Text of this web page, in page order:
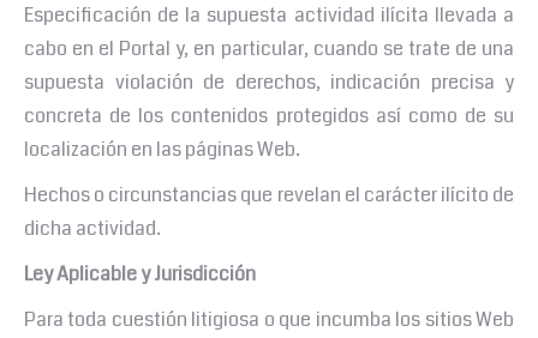
Especificación de la supuesta actividad ilícita llevada a
cabo en el Portal y, en particular, cuando se trate de una
supuesta violación de derechos, indicación precisa y
concreta de los contenidos protegidos así como de su
localización en las páginas Web.
Hechos o circunstancias que revelan el carácter ilícito de
dicha actividad.
Ley Aplicable y Jurisdicción
Para toda cuestión litigiosa o que incumba los sitios Web